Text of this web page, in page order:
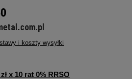
i koszty wysyłki
x 10 rat 0% RRSO